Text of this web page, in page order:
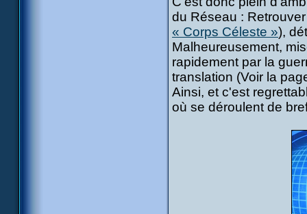
du Réseau :
« Corps Céleste »),
Malheureusement,
rapidement par la
translation (Voir la
Ainsi, et c'est
où se déroulent de